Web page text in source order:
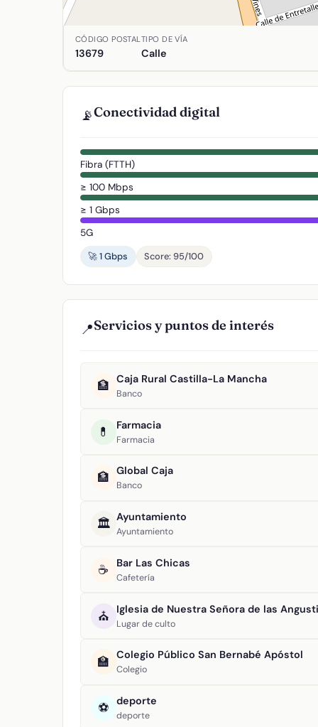
Ubicación de Toledo en Arenas de San Juan,
CÓDIGO POSTAL
13679
TIPO DE VÍA
Calle
📡Conectividad digital
Fibra (FTTH)
≥ 100 Mbps
≥ 1 Gbps
5G
🚀 1 Gbps
Score: 95/100
📍Servicios y puntos de interés
🏦 Caja Rural Castilla-La Mancha
Banco
💊 Farmacia
Farmacia
🏦 Global Caja
Banco
🏛️ Ayuntamiento
Ayuntamiento
☕ Bar Las Chicas
Cafetería
⛪ Iglesia de Nuestra Señora de las
Lugar de culto
🏫 Colegio Público San Bernabé Apóstol
Colegio
⚽ deporte
deporte